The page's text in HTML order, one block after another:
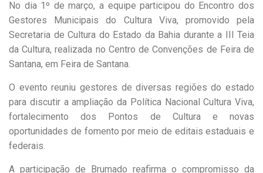
No dia 1º de março, a equipe participou do Encontro dos
Gestores Municipais do Cultura Viva, promovido pela
Secretaria de Cultura do Estado da Bahia durante a III Teia
da Cultura, realizada no Centro de Convenções de Feira de
Santana, em Feira de Santana.
O evento reuniu gestores de diversas regiões do estado
para discutir a ampliação da Política Nacional Cultura Viva,
fortalecimento dos Pontos de Cultura e novas
oportunidades de fomento por meio de editais estaduais e
federais.
A participação de Brumado reafirma o compromisso da